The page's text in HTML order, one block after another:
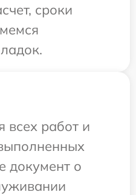
сроки
всех работ и
документ о